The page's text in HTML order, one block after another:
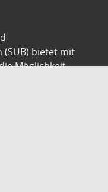
bietet mit
Möglichkeit,